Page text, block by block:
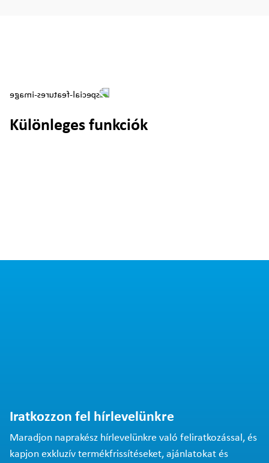
Különleges funkciók
Iratkozzon fel hírlevelünkre
Maradjon naprakész hírlevelünkre való feliratkozással, és
kapjon exkluzív termékfrissítéseket, ajánlatokat és